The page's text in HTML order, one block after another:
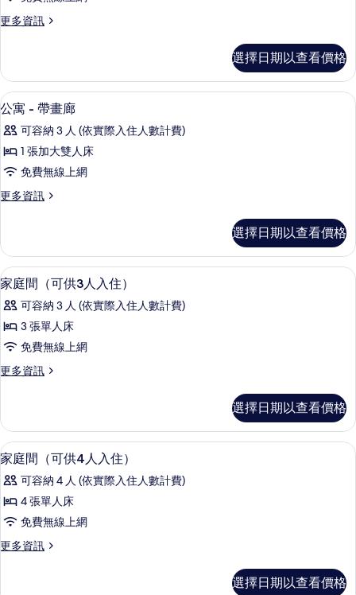
有
的
詳
客
陽
台
(with
Gallery,
Chalet)
的
所
片
更多資訊
更
開
放
式
房,
陽
(with
Gallery,
Chalet)
情
選擇日期以查看價格
顯
示
公
寓
帶
廊
的
所
有
相
片
低過敏寢具、迷你吧、客房內保險箱、
2
公寓 - 帶畫廊
可容納 3 人 (依實際入住人數計費)
1 張加大雙人床
免費無線上網
更多資訊
更
-
帶
畫
廊
的
詳
選擇日期以查看價格
顯
示
家
庭
（可
3
人
入
住）
的
所
有
低過敏寢具、迷你吧、客房內保險箱、
7
家庭間（可供3人入住）
可容納 3 人 (依實際入住人數計費)
3 張單人床
免費無線上網
更多資訊
更
間
（可
供
人
入
的
詳
情
選擇日期以查看價格
顯
示
家
庭
（可
低過敏寢具、迷你吧、客房內保險箱、
7
家庭間（可供4人入住）
可容納 4 人 (依實際入住人數計費)
4 張單人床
免費無線上網
更多資訊
更
選擇日期以查看價格